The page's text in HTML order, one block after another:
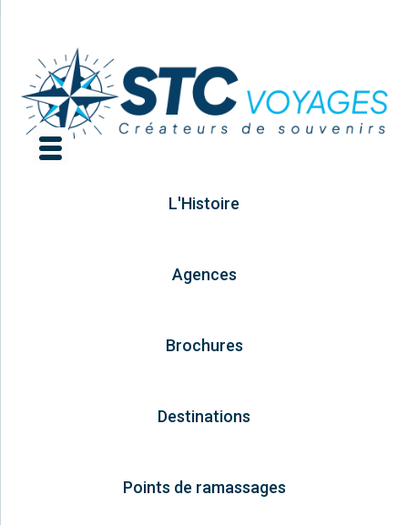
L'Histoire
Agences
Brochures
Destinations
Points de ramassages